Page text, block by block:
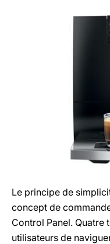
Le principe de
concept de
Control Panel. Quatre
utilisateurs de